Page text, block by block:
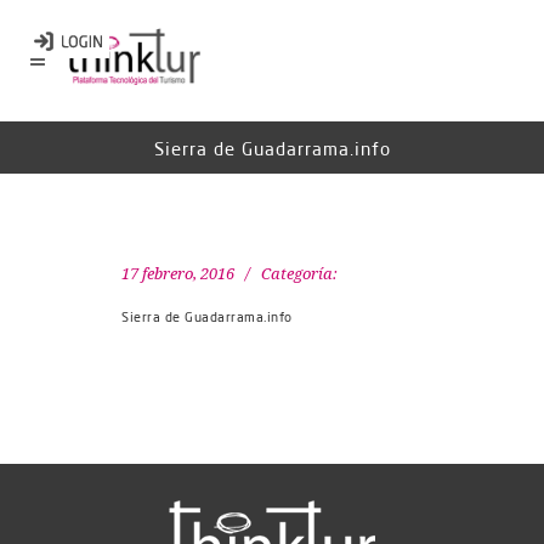
Sierra de Guadarrama.info
17 febrero, 2016 Categoría:
Sierra de Guadarrama.info